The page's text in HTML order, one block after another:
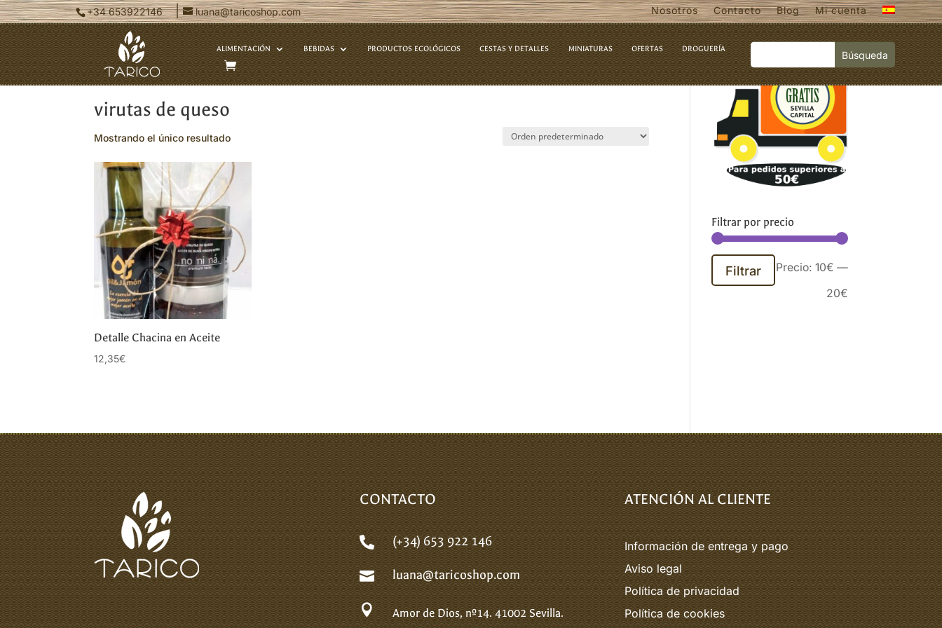
+34 653922146 | luana@taricoshop.com Nosotros Contacto Blog Mi cuenta
ALIMENTACIÓN BEBIDAS PRODUCTOS ECOLÓGICOS CESTAS Y DETALLES MINIATURAS OFERTAS DROGUERÍA
Inicio/ Productos etiquetados “virutas de queso”
virutas de queso
Mostrando el único resultado
Detalle Chacina en Aceite
12,35€
Filtrar por precio
Precio
mínimo
Precio
máximo
Filtrar Precio: 10€ —
20€
CONTACTO
 (+34) 653 922 146
 luana@taricoshop.com
 Amor de Dios, nº14.41002 Sevilla.
ATENCIÓN AL CLIENTE
Información de entrega y pago
Aviso legal
Política de privacidad
Política de cookies